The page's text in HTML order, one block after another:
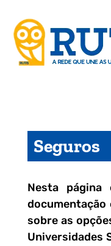
Seguros
Nesta página
documentação
sobre as
Universidades